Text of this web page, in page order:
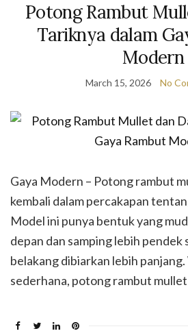
Potong Rambut
Tariknya dalam
Modern
March 15, 2026 No
Gaya Modern – Potong rambut
kembali dalam percakapan
Model ini punya bentuk yang
depan dan samping lebih pendek
belakang dibiarkan lebih
sederhana, potong rambut